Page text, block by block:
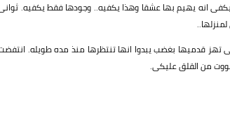
انه يهيم بها عشقا وهذا يكفيه.. وجودها فقط يكفيه.
قدميها بغضب يبدوا انها تنتظرها منذ مده طويله.